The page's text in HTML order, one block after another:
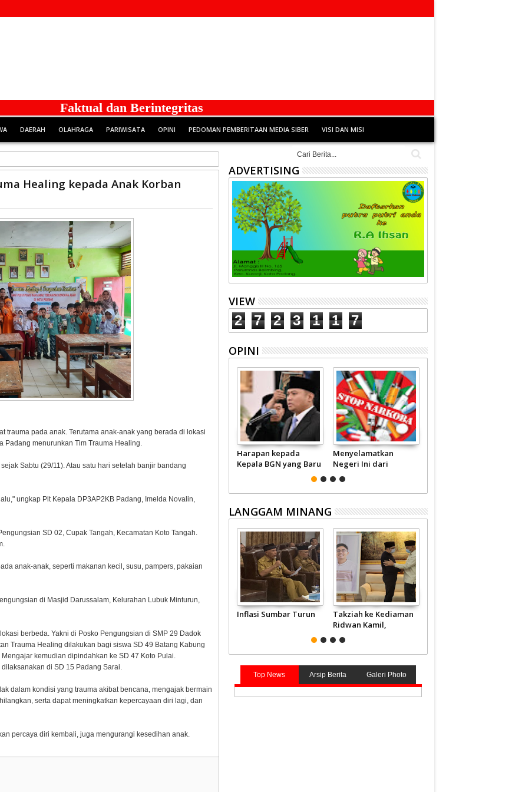
Faktual dan Berintegritas
DAERAH OLAHRAGA PARIWISATA OPINI PEDOMAN PEMBERITAAN MEDIA SIBER VISI DAN MISI
Healing kepada Anak Korban
trauma pada anak. Terutama anak-anak yang berada di lokasi
Padang menurunkan Tim Trauma Healing.
Sabtu (29/11). Atau satu hari setelah banjir bandang
ungkap Plt Kepala DP3AP2KB Padang, Imelda Novalin,
SD 02, Cupak Tangah, Kecamatan Koto Tangah.
anak-anak, seperti makanan kecil, susu, pampers, pakaian
di Masjid Darussalam, Kelurahan Lubuk Minturun,
berbeda. Yakni di Posko Pengungsian di SMP 29 Dadok
Trauma Healing dilakukan bagi siswa SD 49 Batang Kabung
kemudian dipindahkan ke SD 47 Koto Pulai.
di SD 15 Padang Sarai.
dalam kondisi yang trauma akibat bencana, mengajak bermain
serta dapat meningkatkan kepercayaan diri lagi, dan
percaya diri kembali, juga mengurangi kesedihan anak.
ADVERTISING
VIEW
2 7 2 3 1 1 7
OPINI
Harapan kepada
Kepala BGN yang Baru
Menyelamatkan
Negeri Ini dari
Narkoba
LANGGAM MINANG
Inflasi Sumbar Turun
Takziah ke Kediaman
Ridwan Kamil,
Gubernur Mahyeldi
Doakan Eril Syahid
Top News Arsip Berita Galeri Photo